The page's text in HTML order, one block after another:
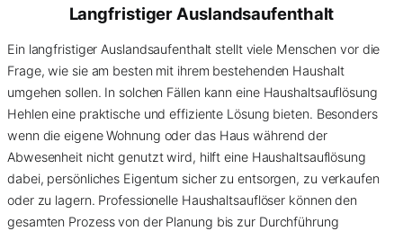
Langfristiger Auslandsaufenthalt
Ein langfristiger Auslandsaufenthalt stellt viele Menschen vor die
Frage, wie sie am besten mit ihrem bestehenden Haushalt
umgehen sollen. In solchen Fällen kann eine Haushaltsauflösung
Hehlen eine praktische und effiziente Lösung bieten. Besonders
wenn die eigene Wohnung oder das Haus während der
Abwesenheit nicht genutzt wird, hilft eine Haushaltsauflösung
dabei, persönliches Eigentum sicher zu entsorgen, zu verkaufen
oder zu lagern. Professionelle Haushaltsauflöser können den
gesamten Prozess von der Planung bis zur Durchführung